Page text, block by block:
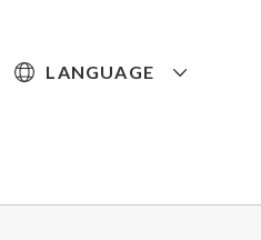
LANGUAGE